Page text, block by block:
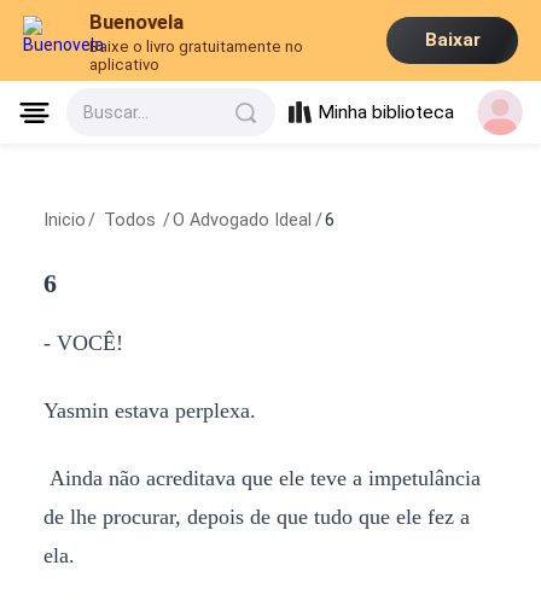
Buenovela
Baixe o livro gratuitamente no
aplicativo
Baixar
Buscar... Minha biblioteca
Inicio / Todos /O Advogado Ideal /6
6
- VOCÊ!
Yasmin estava perplexa.
Ainda não acreditava que ele teve a impetulância
de lhe procurar, depois de que tudo que ele fez a
ela.